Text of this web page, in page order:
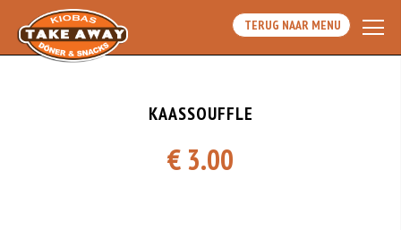
TERUG NAAR MENU
KAASSOUFFLE
€ 3.00